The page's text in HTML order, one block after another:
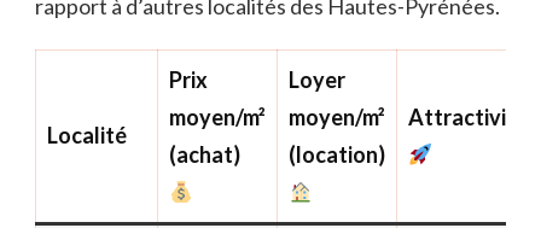
rapport à d’autres localités des Hautes-Pyrénées.
Localité
Prix
moyen/m²
(achat)
Loyer
moyen/m²
(location)
Attractivité